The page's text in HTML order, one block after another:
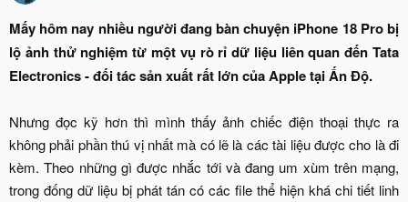
Mấy hôm nay nhiều người đang bàn chuyện iPhone 18 Pro bị
lộ ảnh thử nghiệm từ một vụ rò rỉ dữ liệu liên quan đến Tata
Electronics - đối tác sản xuất rất lớn của Apple tại Ấn Độ.
Nhưng đọc kỹ hơn thì mình thấy ảnh chiếc điện thoại thực ra
không phải phần thú vị nhất mà có lẽ là các tài liệu được cho là đi
kèm. Theo những gì được nhắc tới và đang um xùm trên mạng,
trong đống dữ liệu bị phát tán có các file thể hiện khá chi tiết linh